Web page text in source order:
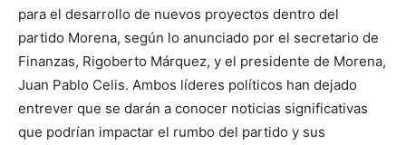
para el desarrollo de nuevos proyectos dentro del
partido Morena, según lo anunciado por el secretario de
Finanzas, Rigoberto Márquez, y el presidente de Morena,
Juan Pablo Celis. Ambos líderes políticos han dejado
entrever que se darán a conocer noticias significativas
que podrían impactar el rumbo del partido y sus